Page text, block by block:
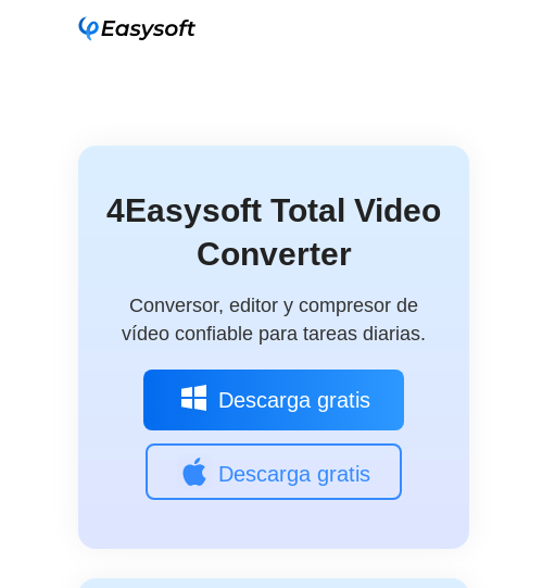
4Easysoft Total Video
Converter
Conversor, editor y compresor de
vídeo confiable para tareas diarias.
Descarga gratis
Descarga gratis